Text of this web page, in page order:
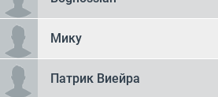
Мику
Патрик Виейра